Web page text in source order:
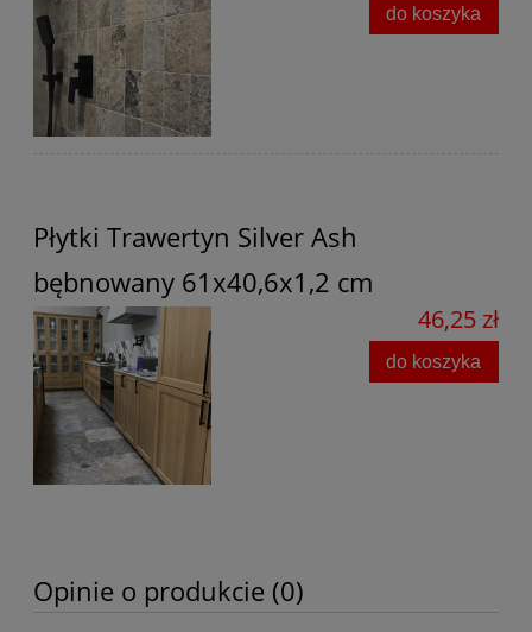
do koszyka
Płytki Trawertyn Silver Ash
bębnowany 61x40,6x1,2 cm
46,25 zł
do koszyka
Opinie o produkcie (0)